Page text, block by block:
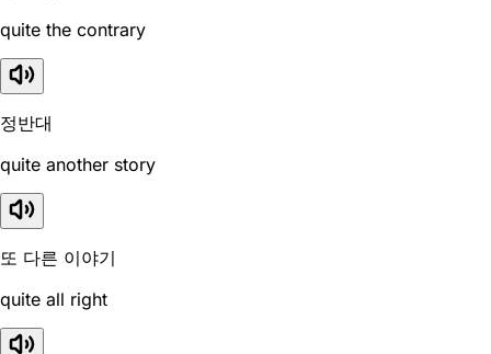
quite the contrary
정반대
quite another story
또 다른 이야기
quite all right